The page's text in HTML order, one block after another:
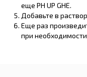
еще PH UP GHE.
Добавьте в
Еще раз
при